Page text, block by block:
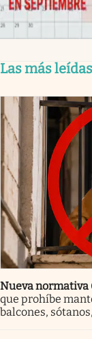
Las más
Nueva normativa
que prohíbe
balcones,